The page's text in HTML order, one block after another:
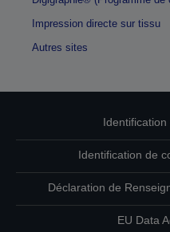
Impression directe sur tissu
Autres sites
Identification de
Déclaration de
EU Data